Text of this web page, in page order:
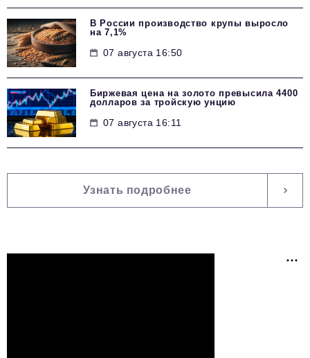
В России производство крупы выросло
на 7,1%
07 августа 16:50
Биржевая цена на золото превысила 4400
долларов за тройскую унцию
07 августа 16:11
Узнать подробнее